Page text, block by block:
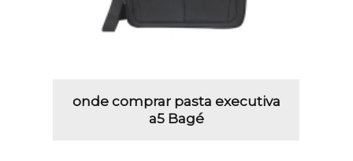
onde comprar pasta executiva
a5 Bagé